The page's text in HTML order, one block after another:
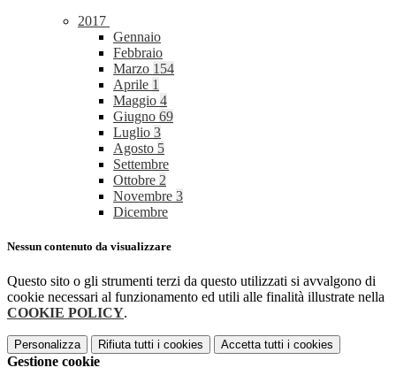
2017
Gennaio
Febbraio
Marzo 154
Aprile 1
Maggio 4
Giugno 69
Luglio 3
Agosto 5
Settembre
Ottobre 2
Novembre 3
Dicembre
Nessun contenuto da visualizzare
Questo sito o gli strumenti terzi da questo utilizzati si avvalgono di
cookie necessari al funzionamento ed utili alle finalità illustrate nella
COOKIE POLICY.
Personalizza Rifiuta tutti i cookies Accetta tutti i cookies
Gestione cookie